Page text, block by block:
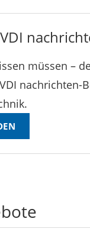
müssen –
nachrichten-